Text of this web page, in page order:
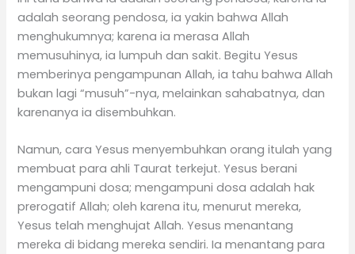
adalah seorang pendosa, ia yakin bahwa Allah
menghukumnya; karena ia merasa Allah
memusuhinya, ia lumpuh dan sakit. Begitu Yesus
memberinya pengampunan Allah, ia tahu bahwa Allah
bukan lagi “musuh”-nya, melainkan sahabatnya, dan
karenanya ia disembuhkan.
Namun, cara Yesus menyembuhkan orang itulah yang
membuat para ahli Taurat terkejut. Yesus berani
mengampuni dosa; mengampuni dosa adalah hak
prerogatif Allah; oleh karena itu, menurut mereka,
Yesus telah menghujat Allah. Yesus menantang
mereka di bidang mereka sendiri. Ia menantang para